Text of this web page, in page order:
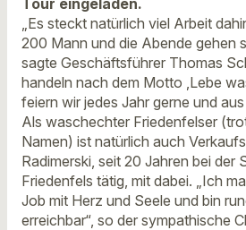
„Es steckt natürlich viel Arbeit
200 Mann und die Abende gehen
sagte Geschäftsführer Thomas
handeln nach dem Motto ‚Lebe
feiern wir jedes Jahr gerne und
Als waschechter Friedenfelser
Namen) ist natürlich auch
Radimerski, seit 20 Jahren bei der
Friedenfels tätig, mit dabei. „Ich
Job mit Herz und Seele und bin
erreichbar“, so der sympathische